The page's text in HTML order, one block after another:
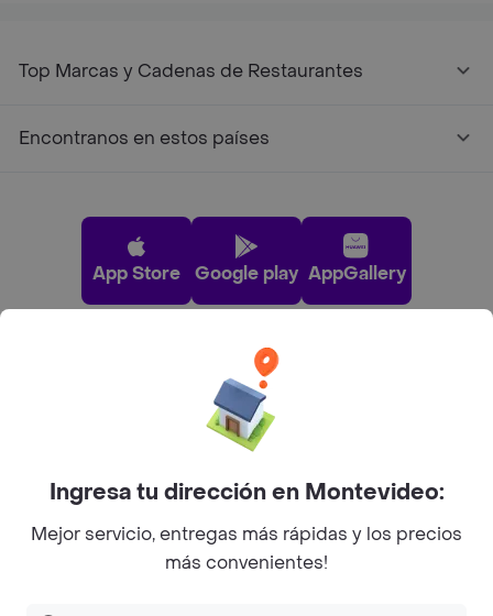
Top Marcas y Cadenas de Restaurantes
Encontranos en estos países
App Store Google play AppGallery
Pide tu comida favorita cerca de ti
Ingresa tu dirección en Montevideo:
Mejor servicio, entregas más rápidas y los precios
más convenientes!